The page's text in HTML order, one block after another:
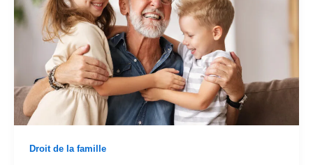
Droit de la famille